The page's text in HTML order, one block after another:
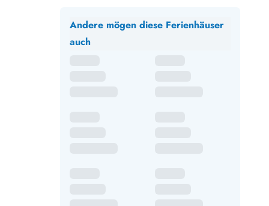
Andere mögen diese Ferienhäuser
auch